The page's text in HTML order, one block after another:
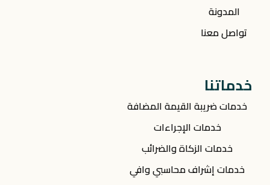
المدونة
تواصل معنا
خدماتنا
خدمات ضريبة القيمة المضافة
خدمات الإجراءات
خدمات الزكاة والضرائب
خدمات إشراف محاسبي وافي